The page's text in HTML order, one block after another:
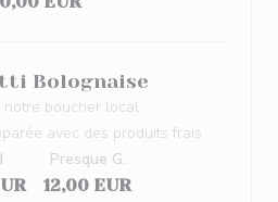
Bolognaise
notre boucher local
avec des produits frais
12,00 EUR
Presque G.